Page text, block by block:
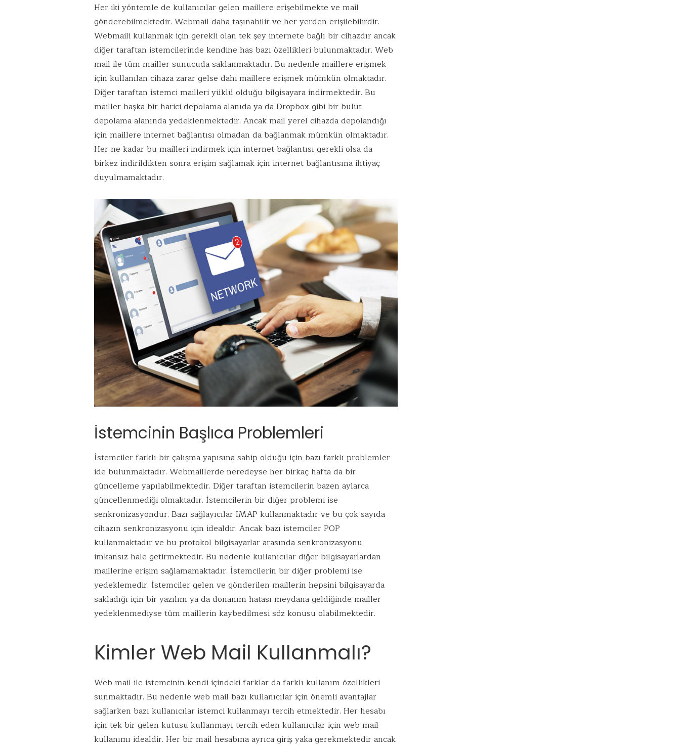
Her iki yöntemle de kullanıcılar gelen maillere erişebilmekte ve mail
gönderebilmektedir. Webmail daha taşınabilir ve her yerden erişilebilirdir.
Webmaili kullanmak için gerekli olan tek şey internete bağlı bir cihazdır ancak
diğer taraftan istemcilerinde kendine has bazı özellikleri bulunmaktadır. Web
mail ile tüm mailler sunucuda saklanmaktadır. Bu nedenle maillere erişmek
için kullanılan cihaza zarar gelse dahi maillere erişmek mümkün olmaktadır.
Diğer taraftan istemci mailleri yüklü olduğu bilgisayara indirmektedir. Bu
mailler başka bir harici depolama alanıda ya da Dropbox gibi bir bulut
depolama alanında yedeklenmektedir. Ancak mail yerel cihazda depolandığı
için maillere internet bağlantısı olmadan da bağlanmak mümkün olmaktadır.
Her ne kadar bu mailleri indirmek için internet bağlantısı gerekli olsa da
birkez indirildikten sonra erişim sağlamak için internet bağlantısına ihtiyaç
duyulmamaktadır.
İstemcinin Başlıca Problemleri
İstemciler farklı bir çalışma yapısına sahip olduğu için bazı farklı problemler
ide bulunmaktadır. Webmaillerde neredeyse her birkaç hafta da bir
güncelleme yapılabilmektedir. Diğer taraftan istemcilerin bazen aylarca
güncellenmediği olmaktadır. İstemcilerin bir diğer problemi ise
senkronizasyondur. Bazı sağlayıcılar IMAP kullanmaktadır ve bu çok sayıda
cihazın senkronizasyonu için idealdir. Ancak bazı istemciler POP
kullanmaktadır ve bu protokol bilgisayarlar arasında senkronizasyonu
imkansız hale getirmektedir. Bu nedenle kullanıcılar diğer bilgisayarlardan
maillerine erişim sağlamamaktadır. İstemcilerin bir diğer problemi ise
yedeklemedir. İstemciler gelen ve gönderilen maillerin hepsini bilgisayarda
sakladığı için bir yazılım ya da donanım hatası meydana geldiğinde mailler
yedeklenmediyse tüm maillerin kaybedilmesi söz konusu olabilmektedir.
Kimler Web Mail Kullanmalı?
Web mail ile istemcinin kendi içindeki farklar da farklı kullanım özellikleri
sunmaktadır. Bu nedenle web mail bazı kullanıcılar için önemli avantajlar
sağlarken bazı kullanıcılar istemci kullanmayı tercih etmektedir. Her hesabı
için tek bir gelen kutusu kullanmayı tercih eden kullanıcılar için web mail
kullanımı idealdir. Her bir mail hesabına ayrıca giriş yaka gerekmektedir ancak